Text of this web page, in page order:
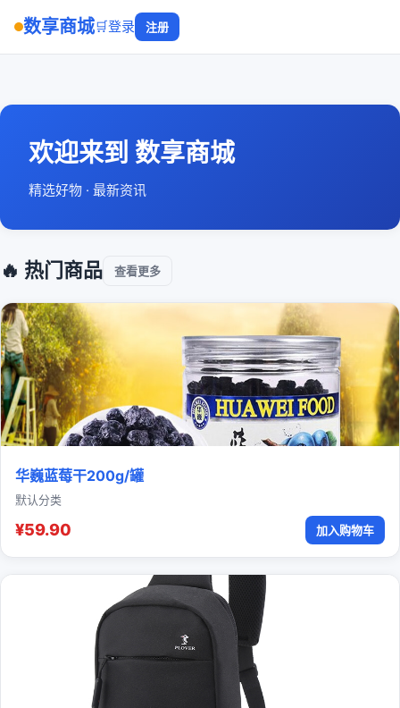
数享商城🛒登录 注册
欢迎来到 数享商城
精选好物 · 最新资讯
🔥 热门商品 查看更多
华巍蓝莓干200g/罐
默认分类
¥59.90 加入购物车